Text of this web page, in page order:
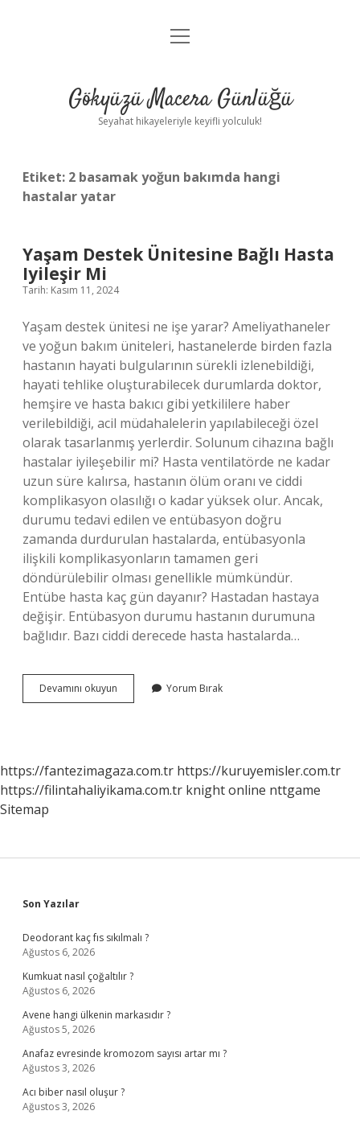
Anasayfa
Yasal Uyarı
menüyü
Gökyüzü Macera Günlüğü
Seyahat hikayeleriyle keyifli yolculuk!
Etiket: 2 basamak yoğun bakımda hangi
hastalar yatar
Yaşam Destek Ünitesine Bağlı Hasta
Iyileşir Mi
Tarih: Kasım 11, 2024
Yaşam destek ünitesi ne işe yarar? Ameliyathaneler
ve yoğun bakım üniteleri, hastanelerde birden fazla
hastanın hayati bulgularının sürekli izlenebildiği,
hayati tehlike oluşturabilecek durumlarda doktor,
hemşire ve hasta bakıcı gibi yetkililere haber
verilebildiği, acil müdahalelerin yapılabileceği özel
olarak tasarlanmış yerlerdir. Solunum cihazına bağlı
hastalar iyileşebilir mi? Hasta ventilatörde ne kadar
uzun süre kalırsa, hastanın ölüm oranı ve ciddi
komplikasyon olasılığı o kadar yüksek olur. Ancak,
durumu tedavi edilen ve entübasyon doğru
zamanda durdurulan hastalarda, entübasyonla
ilişkili komplikasyonların tamamen geri
döndürülebilir olması genellikle mümkündür.
Entübe hasta kaç gün dayanır? Hastadan hastaya
değişir. Entübasyon durumu hastanın durumuna
bağlıdır. Bazı ciddi derecede hasta hastalarda…
Devamını okuyun
Destek
Mi
Yorum Bırak
https://fantezimagaza.com.tr https://kuruyemisler.com.tr
https://filintahaliyikama.com.tr knight online nttgame
Sitemap
Sidebar
Son Yazılar
Deodorant kaç fıs sıkılmalı ?
Ağustos 6, 2026
Kumkuat nasıl çoğaltılır ?
Ağustos 6, 2026
Avene hangi ülkenin markasıdır ?
Ağustos 5, 2026
Anafaz evresinde kromozom sayısı artar mı ?
Ağustos 3, 2026
Acı biber nasıl oluşur ?
Ağustos 3, 2026